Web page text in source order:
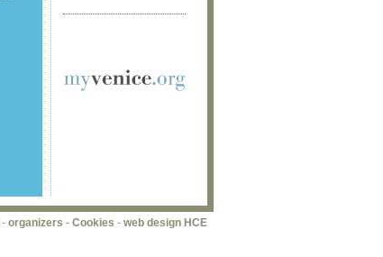
- organizers - Cookies - web design HCE